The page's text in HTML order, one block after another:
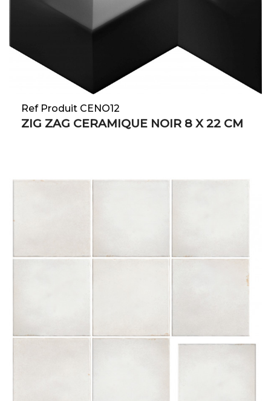
Ref Produit CENO12
ZIG ZAG CERAMIQUE NOIR 8 X 22 CM